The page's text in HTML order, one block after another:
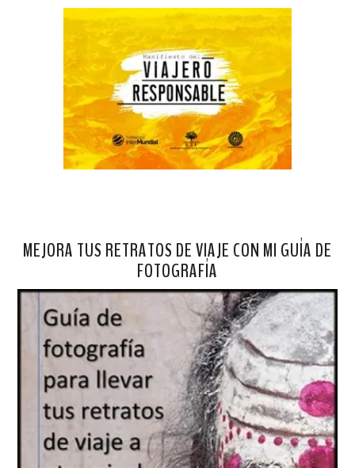
MEJORA TUS RETRATOS DE VIAJE CON MI GUÍA DE
FOTOGRAFÍA